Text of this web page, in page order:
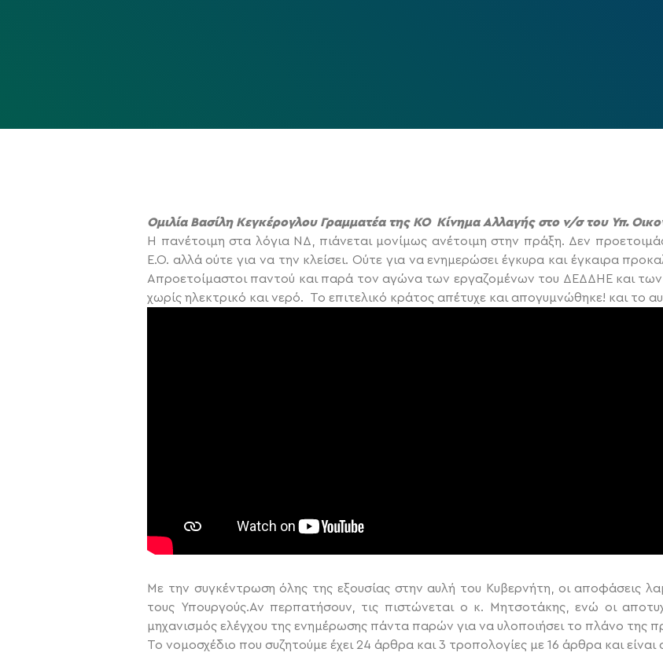
Ομιλία Βασίλη Κεγκέρογλου Γραμματέα της ΚΟ Κίνημα Αλλαγής στο ν/σ του Υπ.
Η πανέτοιμη στα λόγια ΝΔ, πιάνεται μονίμως ανέτοιμη στην πράξη. Δεν
Ε.Ο. αλλά ούτε για να την κλείσει. Ούτε για να ενημερώσει έγκυρα και έγκαιρα
Απροετοίμαστοι παντού και παρά τον αγώνα των εργαζομένων του ΔΕΔΔΗΕ και των
χωρίς ηλεκτρικό και νερό. Το επιτελικό κράτος απέτυχε και απογυμνώθηκε! και το
Με την συγκέντρωση όλης της εξουσίας στην αυλή του Κυβερνήτη, οι αποφάσεις
τους Υπουργούς.Αν περπατήσουν, τις πιστώνεται ο κ. Μητσοτάκης, ενώ οι
μηχανισμός ελέγχου της ενημέρωσης πάντα παρών για να υλοποιήσει το πλάνο της
Το νομοσχέδιο που συζητούμε έχει 24 άρθρα και 3 τροπολογίες με 16 άρθρα και